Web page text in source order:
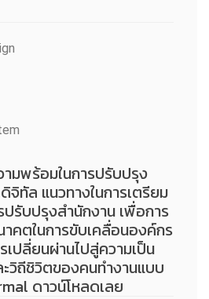
มพร้อมในการปรับปรุง
จิทัล แนวทางในการเตรียม
รับปรุงสำนักงาน เพื่อการ
คตในการขับเคลื่อนองค์กร
ปลี่ยนผ่านไปสู่ความเป็น
วิถีชิวิตของคนทำงานแบบ
ดาวน์โหลดเลย